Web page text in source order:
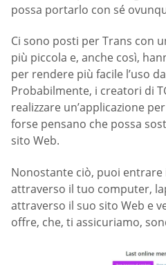
possa portarlo con sé
Ci sono posti per Trans con
più piccola e, anche così,
per rendere più facile l’uso
Probabilmente, i creatori di
realizzare un’applicazione
forse pensano che possa
sito Web.
Nonostante ciò, puoi
attraverso il tuo computer,
attraverso il suo sito Web e
offre, che, ti assicuriamo,